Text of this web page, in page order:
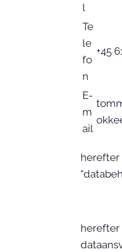
l
Te
le
fo
n
+45
E-
m
ail
herefter
herefter